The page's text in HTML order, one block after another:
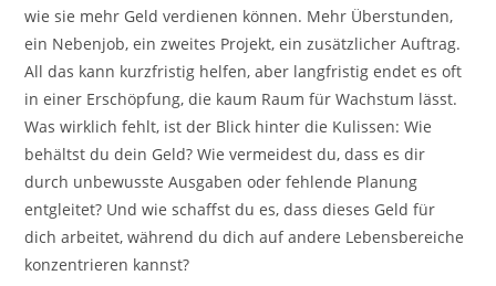
wie sie mehr Geld verdienen können. Mehr Überstunden,
ein Nebenjob, ein zweites Projekt, ein zusätzlicher Auftrag.
All das kann kurzfristig helfen, aber langfristig endet es oft
in einer Erschöpfung, die kaum Raum für Wachstum lässt.
Was wirklich fehlt, ist der Blick hinter die Kulissen: Wie
behältst du dein Geld? Wie vermeidest du, dass es dir
durch unbewusste Ausgaben oder fehlende Planung
entgleitet? Und wie schaffst du es, dass dieses Geld für
dich arbeitet, während du dich auf andere Lebensbereiche
konzentrieren kannst?